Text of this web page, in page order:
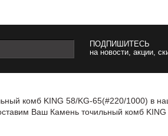
ПОДПИШИТЕСЬ
на новости, акции,
комб KING 58/KG-65(#220/1000) в
Ваш Камень точильный комб